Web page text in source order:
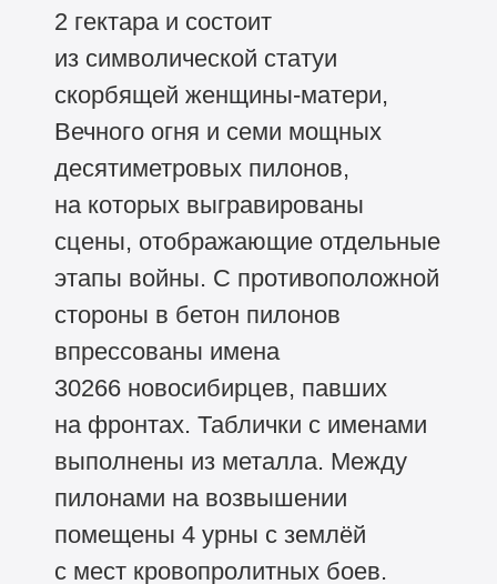
2 гектара и состоит
из символической статуи
скорбящей женщины-матери,
Вечного огня и семи мощных
десятиметровых пилонов,
на которых выгравированы
сцены, отображающие отдельные
этапы войны. С противоположной
стороны в бетон пилонов
впрессованы имена
30266 новосибирцев, павших
на фронтах. Таблички с именами
выполнены из металла. Между
пилонами на возвышении
помещены 4 урны с землёй
с мест кровопролитных боев.